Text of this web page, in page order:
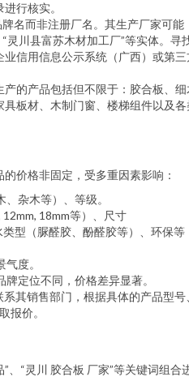
行核实。
牌名而非注册厂名。其生产厂家可能
灵川县富苏木材加工厂”等实体。寻
信用信息公示系统（广西）或第三
产的产品包括但不限于：胶合板、细
板材、木制门窗、楼梯组件以及各
的价格非固定，受多重因素影响：
、杂木等）、等级。
12mm, 18mm等）、尺寸
型（脲醛胶、酚醛胶等）、环保等
度。
定位不同，价格差异显著。
其销售部门，根据具体的产品型号
报价。
、“灵川 胶合板 厂家”等关键词组合